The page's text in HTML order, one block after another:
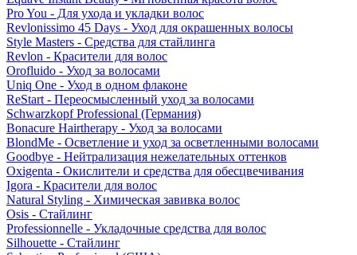
Pro You - Для ухода и укладки волос
Revlonissimo 45 Days - Уход для окрашенных волосы
Style Masters - Средства для стайлинга
Revlon - Красители для волос
Orofluido - Уход за волосами
Uniq One - Уход в одном флаконе
ReStart - Переосмысленный уход за волосами
Schwarzkopf Professional (Германия)
Bonacure Hairtherapy - Уход за волосами
BlondMe - Осветление и уход за осветленными волосами
Goodbye - Нейтрализация нежелательных оттенков
Oxigenta - Окислители и средства для обесцвечивания
Igora - Красители для волос
Natural Styling - Химическая завивка волос
Osis - Стайлинг
Professionnelle - Укладочные средства для волос
Silhouette - Стайлинг